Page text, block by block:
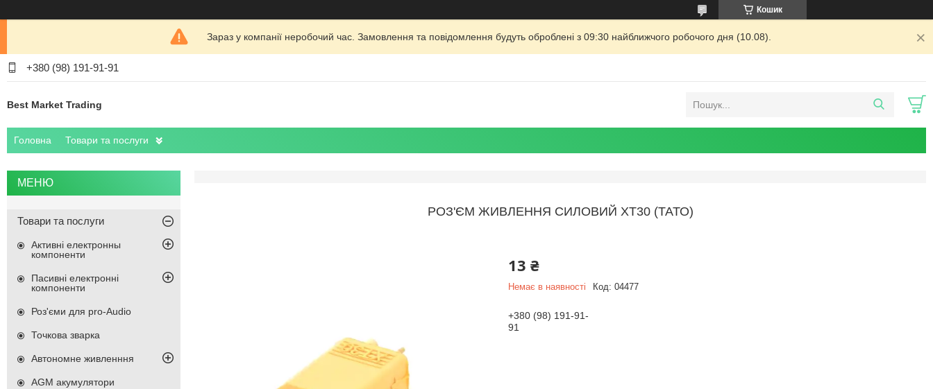
Кошик
Зараз у компанії неробочий час. Замовлення та повідомлення будуть оброблені з 09:30 найближчого робочого дня (10.08).
+380 (98) 191-91-91
Best Market Trading
Головна Товари та послуги
РОЗ'ЄМ ЖИВЛЕННЯ СИЛОВИЙ XT30 (ТАТО)
13 ₴
Немає в наявності Код: 04477
+380 (98) 191-91-
91
Товари та послуги
Активні електронны
компоненти
Пасивні електронні
компоненти
Роз'єми для pro-Audio
Точкова зварка
Автономне живленння
AGM акумулятори